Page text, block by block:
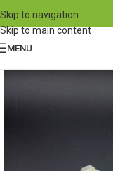
Skip to navigation
Skip to main content
MENU